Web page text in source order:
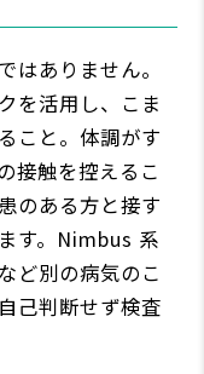
はありません。
を活用し、こま
こと。体調がす
接触を控えるこ
のある方と接す
す。Nimbus 系
ど別の病気のこ
己判断せず検査